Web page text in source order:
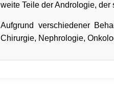
weite Teile der Andrologie,
Aufgrund verschiedener
Chirurgie, Nephrologie,